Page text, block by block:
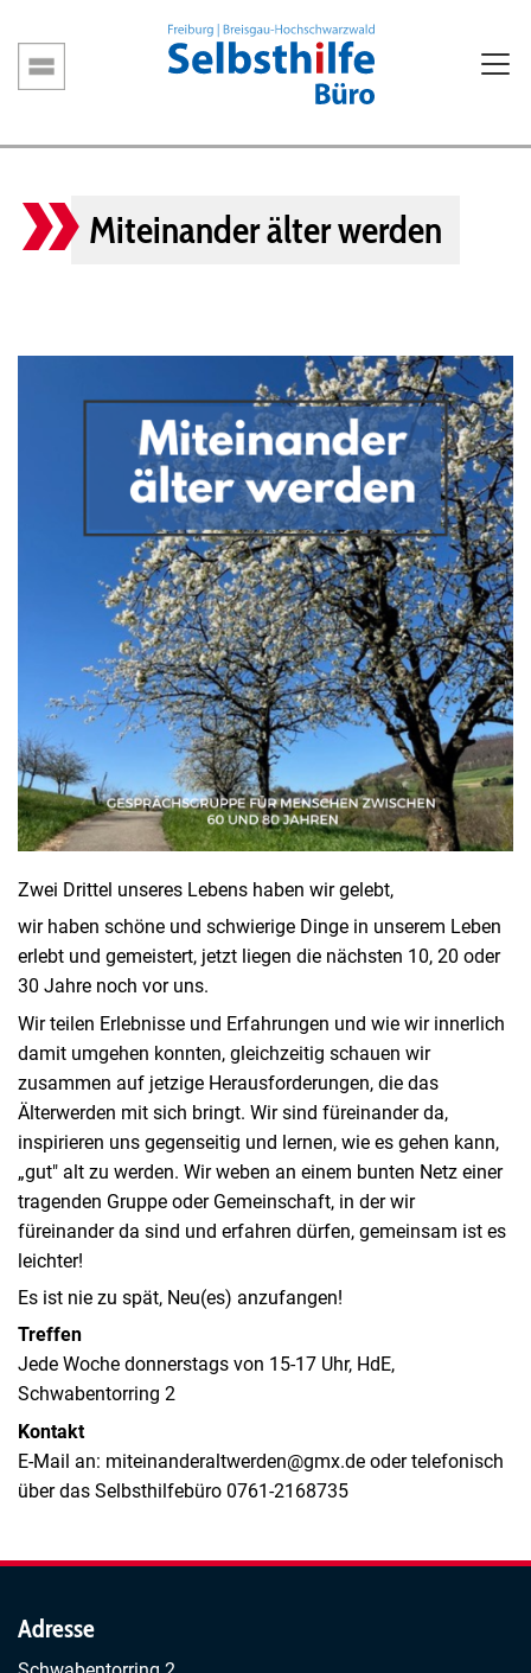
zum
Inhalt
Hauptnavigation
Miteinander älter werden
Zwei Drittel unseres Lebens haben wir gelebt,
wir haben schöne und schwierige Dinge in unserem Leben
erlebt und gemeistert, jetzt liegen die nächsten 10, 20 oder
30 Jahre noch vor uns.
Wir teilen Erlebnisse und Erfahrungen und wie wir innerlich
damit umgehen konnten, gleichzeitig schauen wir
zusammen auf jetzige Herausforderungen, die das
Älterwerden mit sich bringt. Wir sind füreinander da,
inspirieren uns gegenseitig und lernen, wie es gehen kann,
„gut" alt zu werden. Wir weben an einem bunten Netz einer
tragenden Gruppe oder Gemeinschaft, in der wir
füreinander da sind und erfahren dürfen, gemeinsam ist es
leichter!
Es ist nie zu spät, Neu(es) anzufangen!
Treffen
Jede Woche donnerstags von 15-17 Uhr, HdE,
Schwabentorring 2
Kontakt
E-Mail an: miteinanderaltwerden@gmx.de oder telefonisch
über das Selbsthilfebüro 0761-2168735
Adresse